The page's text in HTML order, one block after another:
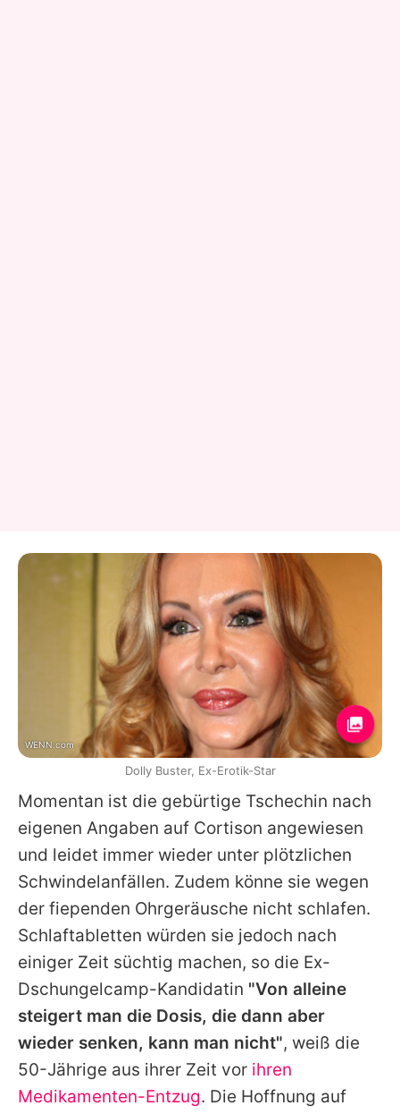
Momentan ist die gebürtige Tschechin nach
eigenen Angaben auf Cortison angewiesen
und leidet immer wieder unter plötzlichen
Schwindelanfällen. Zudem könne sie wegen
der fiependen Ohrgeräusche nicht schlafen.
Schlaftabletten würden sie jedoch nach
einiger Zeit süchtig machen, so die Ex-
Dschungelcamp-Kandidatin "Von alleine
steigert man die Dosis, die dann aber
wieder senken, kann man nicht", weiß die
50-Jährige aus ihrer Zeit vor ihren
Medikamenten-Entzug. Die Hoffnung auf
WENN.com
Dolly Buster, Ex-Erotik-Star